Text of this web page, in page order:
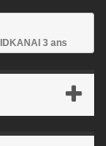
3 ans